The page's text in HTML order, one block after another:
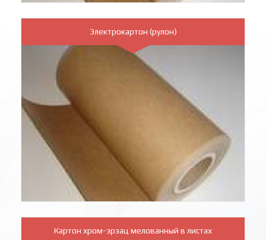
Электрокартон (рулон)
Картон хром-эрзац мелованный в листах